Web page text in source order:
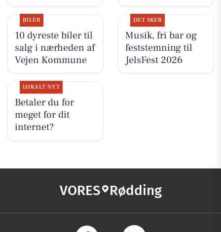
BILER
10 dyreste biler til
salg i nærheden af
Vejen Kommune
DET SKER
Musik, fri bar og
feststemning til
JelsFest 2026
LOKALT NYT
Betaler du for
meget for dit
internet?
VORES Rødding